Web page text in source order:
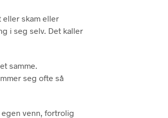
eller skam eller
i seg selv. Det kaller
samme.
seg ofte så
venn, fortrolig